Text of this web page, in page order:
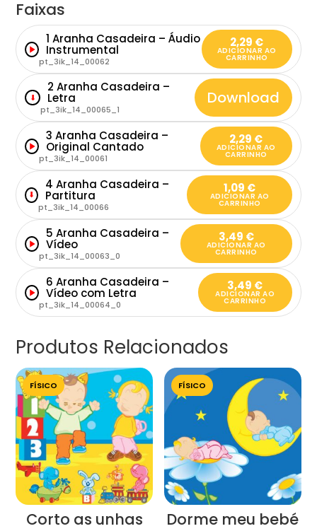
Faixas
1 Aranha Casadeira – Áudio
Instrumental
pt_3ik_14_00062
2,29 €
ADICIONAR AO
CARRINHO
⬇
2 Aranha Casadeira –
Letra
pt_3ik_14_00065_1
Download
3 Aranha Casadeira –
Original Cantado
pt_3ik_14_00061
2,29 €
ADICIONAR AO
CARRINHO
⬇
4 Aranha Casadeira –
Partitura
pt_3ik_14_00066
1,09 €
ADICIONAR AO
CARRINHO
5 Aranha Casadeira –
Vídeo
pt_3ik_14_00063_0
3,49 €
ADICIONAR AO
CARRINHO
6 Aranha Casadeira –
Vídeo com Letra
pt_3ik_14_00064_0
3,49 €
ADICIONAR AO
CARRINHO
Produtos Relacionados
FÍSICO
Corto as unhas
FÍSICO
Dorme meu bebé